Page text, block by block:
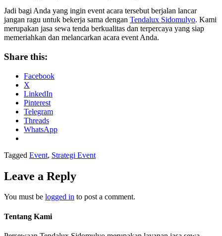
Jadi bagi Anda yang ingin event acara tersebut berjalan lancar
jangan ragu untuk bekerja sama dengan Tendalux Sidomulyo. Kami
merupakan jasa sewa tenda berkualitas dan terpercaya yang siap
memeriahkan dan melancarkan acara event Anda.
Share this:
Facebook
X
LinkedIn
Pinterest
Telegram
Threads
WhatsApp
Tagged Event, Strategi Event
Leave a Reply
You must be logged in to post a comment.
Tentang Kami